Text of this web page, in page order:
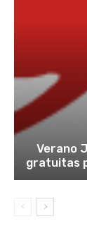
Verano
gratuitas